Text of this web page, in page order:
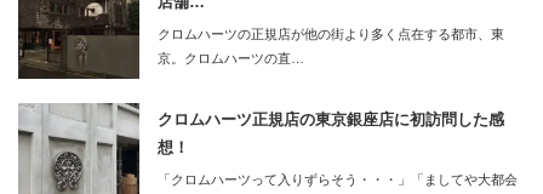
クロムハーツの正規店が他の街より多く点在する都市、東
京。クロムハーツの直…
クロムハーツ正規店の東京銀座店に初訪問した感
想！
「クロムハーツって入りずらそう・・・」「ましてや大都会